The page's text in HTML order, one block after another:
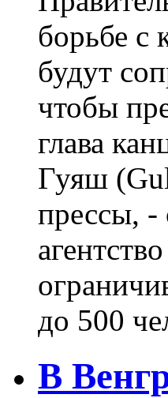
борьбе с
будут
чтобы
глава
Гуяш
прессы, -
до 500
В